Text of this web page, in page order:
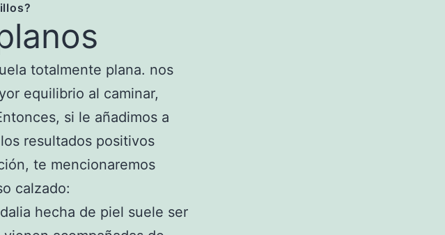
totalmente plana. nos
equilibrio al caminar,
si le añadimos a
resultados positivos
te mencionaremos
calzado:
hecha de piel suele ser